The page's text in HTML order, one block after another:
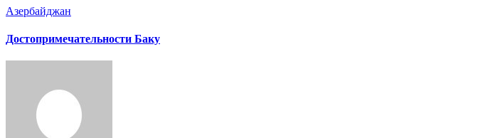
Азербайджан
Достопримечательности Баку